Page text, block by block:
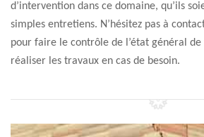
d’intervention dans ce domaine, qu’ils
simples entretiens. N’hésitez pas à
pour faire le contrôle de l’état général
réaliser les travaux en cas de besoin.